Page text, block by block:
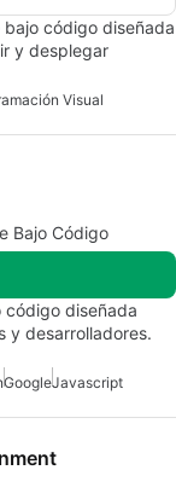
código diseñada
y desplegar
Visual
Bajo Código
código diseñada
y desarrolladores.
GoogleJavascript